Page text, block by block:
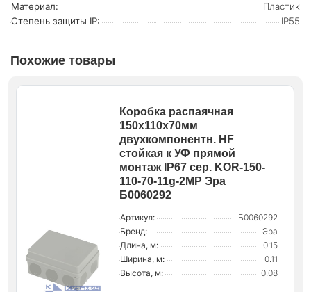
Материал:
Пластик
Степень защиты IP:
IP55
Похожие товары
Коробка распаячная
150х110х70мм
двухкомпонентн. HF
стойкая к УФ прямой
монтаж IP67 сер. KOR-150-
110-70-11g-2MP Эра
Б0060292
Артикул:
Б0060292
Бренд:
Эра
Длина, м:
0.15
Ширина, м:
0.11
Высота, м:
0.08